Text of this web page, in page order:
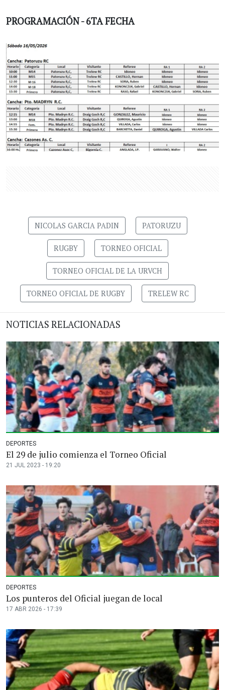
PROGRAMACIÓN - 6TA FECHA
NICOLAS GARCIA PADIN PATORUZU
RUGBY TORNEO OFICIAL
TORNEO OFICIAL DE LA URVCH
TORNEO OFICIAL DE RUGBY TRELEW RC
NOTICIAS RELACIONADAS
DEPORTES
El 29 de julio comienza el Torneo Oficial
21 JUL 2023 - 19:20
DEPORTES
Los punteros del Oficial juegan de local
17 ABR 2026 - 17:39